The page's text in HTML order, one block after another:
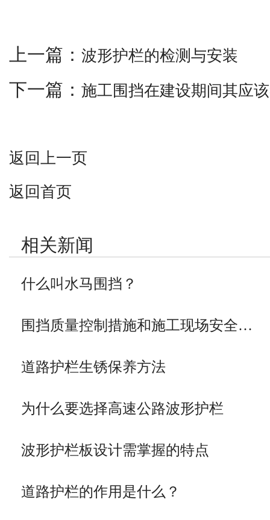
上一篇： 波形护栏的检测与安装
下一篇： 施工围挡在建设期间其应
返回上一页
返回首页
相关新闻
什么叫水马围挡？
围挡质量控制措施和施工现场安全…
道路护栏生锈保养方法
为什么要选择高速公路波形护栏
波形护栏板设计需掌握的特点
道路护栏的作用是什么？